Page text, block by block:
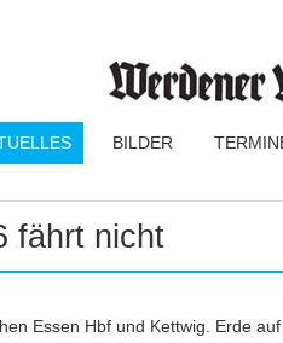
BILDER
fährt nicht
Essen Hbf und Kettwig. Erde